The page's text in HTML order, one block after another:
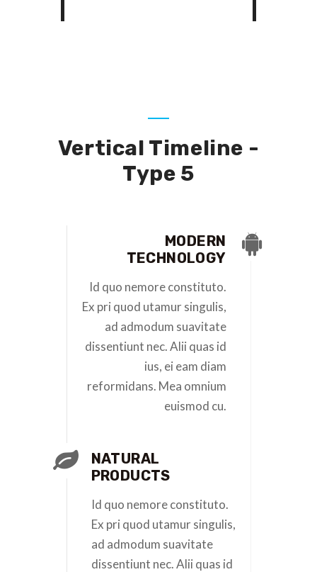
Vertical Timeline -
Type 5
MODERN
TECHNOLOGY
Id quo nemore constituto.
Ex pri quod utamur singulis,
ad admodum suavitate
dissentiunt nec. Alii quas id
ius, ei eam diam
reformidans. Mea omnium
euismod cu.
NATURAL
PRODUCTS
Id quo nemore constituto.
Ex pri quod utamur singulis,
ad admodum suavitate
dissentiunt nec. Alii quas id